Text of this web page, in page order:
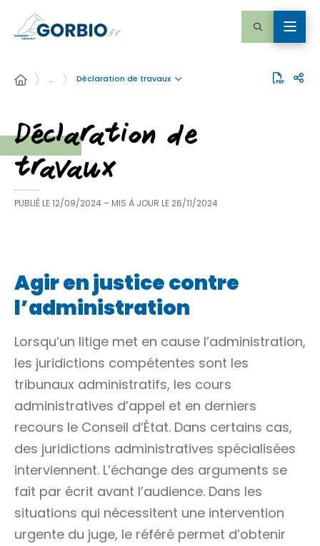
… Déclaration de travaux
Déclaration de
travaux
PUBLIÉ LE12/09/2024 – MIS À JOUR LE 26/11/2024
Agir en justice contre
l’administration
Lorsqu’un litige met en cause l’administration,
les juridictions compétentes sont les
tribunaux administratifs, les cours
administratives d’appel et en derniers
recours le Conseil d’État. Dans certains cas,
des juridictions administratives spécialisées
interviennent. L’échange des arguments se
fait par écrit avant l’audience. Dans les
situations qui nécessitent une intervention
urgente du juge, le référé permet d’obtenir